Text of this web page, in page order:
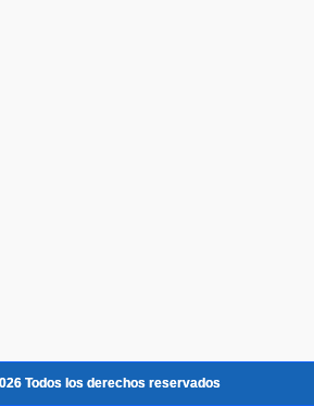
Todos los derechos reservados